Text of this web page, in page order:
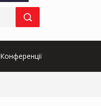
Конференції